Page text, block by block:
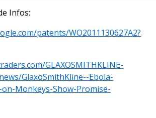
Infos:
patents/WO2011130627A2?
GLAXOSMITHKLINE-
GlaxoSmithKline--Ebola-
on-Monkeys-Show-Promise-